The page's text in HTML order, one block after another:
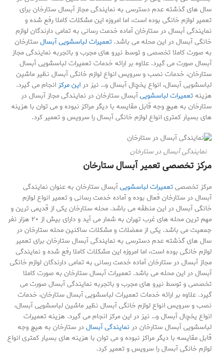
سال های گذشته عدم دسترسی به نمایندگی مجاز آبسال ستارخان برای
تعمیر لوازم خانگی بوده است، اما امروزه این مشکلات کاملا رفع شده و
نمایندگی آبسال در ستارخان آماده خدمت رسانی به تمامی دارندگان لوازم
خانگی آبسال در این محله می باشد. تعمیرات لباسشویی آبسالستارخان
به صورت کاملا تخصصی و توسط نیرو های مجرب و باتجربه نمایندگی مجاز
آبسال صورت می گیرد. علاوه بر ارائه خدمات تعمیرات لباسشویی آبسال
ستارخان، خدمات نصب و سرویس انواع لوازم خانگی آبسال نظیر ماشین
لباسشویی آبسال، انواع یخچال آبسال و… نیز دراین مرکزانجام می گیرد.
هزینهتعمیرات لباسشوییآبسال ستارخان در نمایندگی مجاز آبسال در
ستارخان به هیچ وجه قابل مقایسه با دیگر مراکز نبوده و می توان با هزینه
های بسیار کمتری انواع لوازم خانگی آبسال را سرویس و تعمیر کرد.
نمایندگی آبسال در ستارخان
مرکز تخصصی تعمیر آبسال ستارخان
مرکز تخصصیتعمیرات لباسشوییآبسال ستارخان به عنوان نمایندگی
آبسال در ستارخان فعال بوده و آماده خدمت رسانی و تعمیر انواع لوازم
خانگی آبسال در این منطقه می باشد. محله ستارخان یکی از قدیمی ترین و
مهم ترین محله های غرب تهران به شمار می آید و دارای بیش از ۲۰ هزار نفر
جمعیت می باشد. یکی از معضلات و مشکلات ساکنین محله ستارخان در
سال های گذشته عدم دسترسی به نمایندگی آبسال ستارخان برای تعمیر
لوازم خانگی بوده است، اما امروزه این مشکلات کاملا رفع شده و نمایندگی
مجاز آبسال در ستارخان آماده خدمت رسانی به تمامی دارندگان لوازم خانگی
آبسال در این محله می باشد. تعمیرات آبسال ستارخان به صورت کاملا
تخصصی و توسط نیرو های مجرب و باتجربه نمایندگی آبسال صورت می
گیرد. علاوه بر ارائه خدمات تعمیرات لباسشویی آبسال ستارخان، خدمات
نصب و سرویس انواع لوازم خانگی آبسال نظیر ماشین لباسشویی آبسال،
انواع یخچال آبسال و… نیز در این مرکز انجام می گیرد. هزینه تعمیرات
لباسشویی آبسال ستارخان در نمایندگی آبسال در ستارخان به هیچ وجه
قابل مقایسه با دیگر مراکز نبوده و می توان با هزینه های بسیار کمتری انواع
لوازم خانگی آبسال را سرویس و تعمیر کرد.